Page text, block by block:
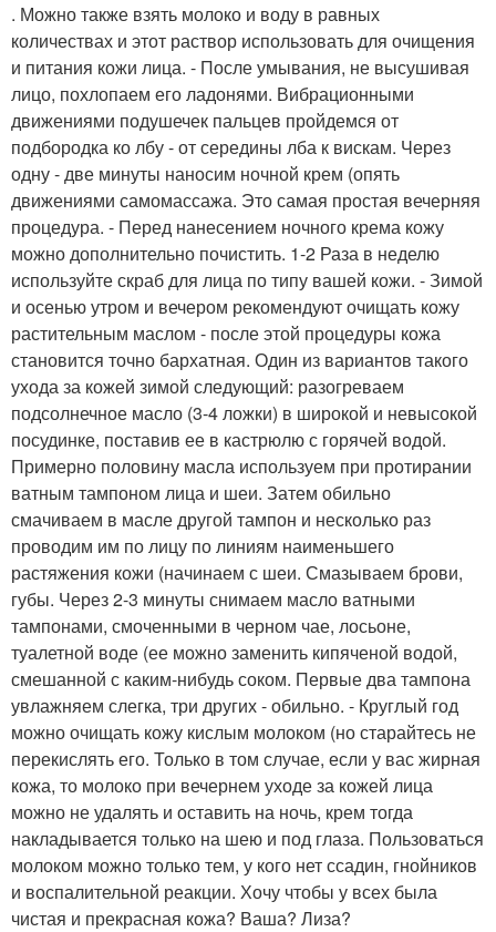
. Можно также взять молоко и воду в равных
количествах и этот раствор использовать для очищения
и питания кожи лица. - После умывания, не высушивая
лицо, похлопаем его ладонями. Вибрационными
движениями подушечек пальцев пройдемся от
подбородка ко лбу - от середины лба к вискам. Через
одну - две минуты наносим ночной крем (опять
движениями самомассажа. Это самая простая вечерняя
процедура. - Перед нанесением ночного крема кожу
можно дополнительно почистить. 1-2 Раза в неделю
используйте скраб для лица по типу вашей кожи. - Зимой
и осенью утром и вечером рекомендуют очищать кожу
растительным маслом - после этой процедуры кожа
становится точно бархатная. Один из вариантов такого
ухода за кожей зимой следующий: разогреваем
подсолнечное масло (3-4 ложки) в широкой и невысокой
посудинке, поставив ее в кастрюлю с горячей водой.
Примерно половину масла используем при протирании
ватным тампоном лица и шеи. Затем обильно
смачиваем в масле другой тампон и несколько раз
проводим им по лицу по линиям наименьшего
растяжения кожи (начинаем с шеи. Смазываем брови,
губы. Через 2-3 минуты снимаем масло ватными
тампонами, смоченными в черном чае, лосьоне,
туалетной воде (ее можно заменить кипяченой водой,
смешанной с каким-нибудь соком. Первые два тампона
увлажняем слегка, три других - обильно. - Круглый год
можно очищать кожу кислым молоком (но старайтесь не
перекислять его. Только в том случае, если у вас жирная
кожа, то молоко при вечернем уходе за кожей лица
можно не удалять и оставить на ночь, крем тогда
накладывается только на шею и под глаза. Пользоваться
молоком можно только тем, у кого нет ссадин, гнойников
и воспалительной реакции. Хочу чтобы у всех была
чистая и прекрасная кожа? Ваша? Лиза?